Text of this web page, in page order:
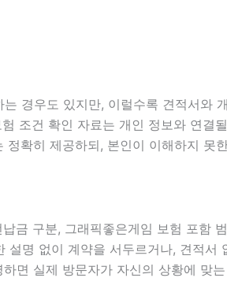
경우도 있지만, 이럴수록 견적서와
조건 확인 자료는 개인 정보와 연결
확히 제공하되, 본인이 이해하지 못
구분, 그래픽좋은게임 보험 포함
명 없이 계약을 서두르거나, 견적서
면 실제 방문자가 자신의 상황에 맞